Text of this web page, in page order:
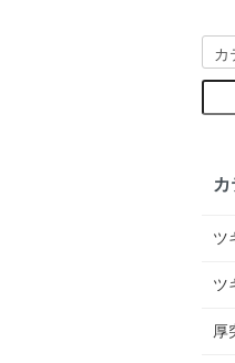
ツ
ツ
厚